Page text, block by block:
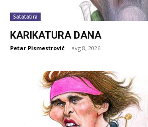
Satatatira
KARIKATURA DANA
Petar Pismestrović - avg 8, 2026